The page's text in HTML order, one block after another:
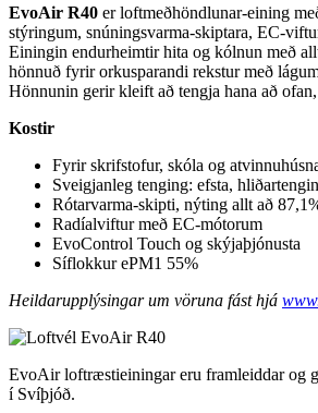
EvoAir R40 er loftmeðhöndlunar-eining
stýringum, snúningsvarma-skiptara, EC-
Einingin endurheimtir hita og kólnun með
hönnuð fyrir orkusparandi rekstur með
Hönnunin gerir kleift að tengja hana að
Kostir
Fyrir skrifstofur, skóla og
Sveigjanleg tenging: efsta,
Rótarvarma-skipti, nýting allt að
Radíalviftur með EC-mótorum
EvoControl Touch og skýjaþjónusta
Síflokkur ePM1 55%
Heildarupplýsingar um vöruna fást hjá
EvoAir loftræstieiningar eru framleiddar og
í Svíþjóð.